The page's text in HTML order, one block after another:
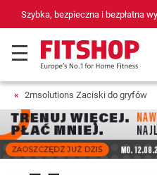
wysyłka przy zamówieniach od800 zł
2msolutions Zaciski do gryfów